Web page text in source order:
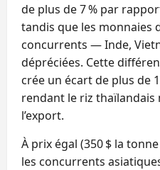
de plus de 7 % par
tandis que les monnaies
concurrents — Inde,
dépréciées. Cette
crée un écart de plus de
rendant le riz
l’export.
À prix égal (350 $ la
les concurrents